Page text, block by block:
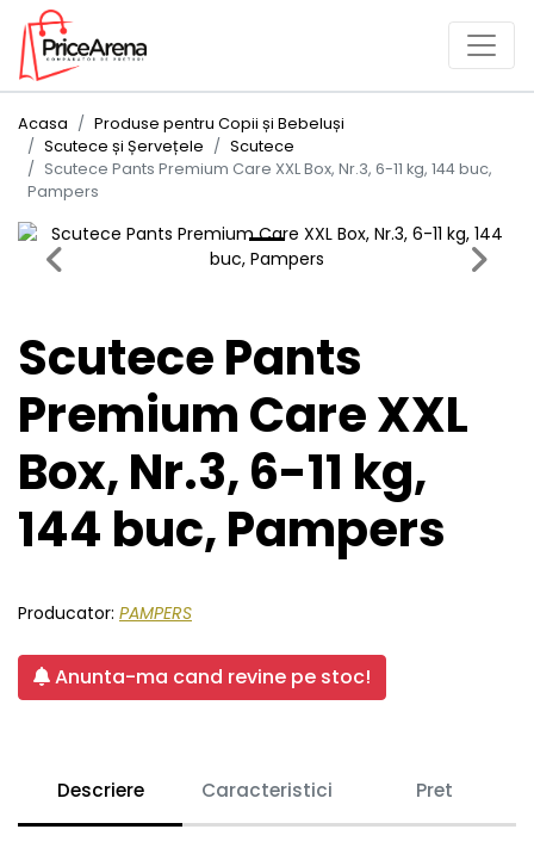
Acasa
Produse pentru Copii și Bebeluși
Scutece și Șervețele
Scutece
Scutece Pants Premium Care XXL Box, Nr.3, 6-11 kg, 144 buc,
Pampers
Previous Next
Scutece Pants
Premium Care XXL
Box, Nr.3, 6-11 kg,
144 buc, Pampers
Producator: PAMPERS
Anunta-ma cand revine pe stoc!
Descriere Caracteristici Pret